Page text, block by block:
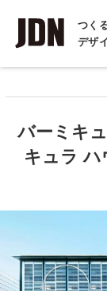
つく
デザ
インタビュ
バーミキ
キュラ ハ